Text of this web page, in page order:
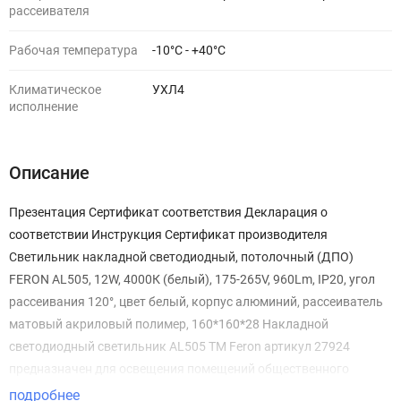
рассеивателя
Рабочая температура -10°C - +40°C
Климатическое
исполнение
УХЛ4
Описание
Презентация Сертификат соответствия Декларация о
соответствии Инструкция Сертификат производителя
Светильник накладной светодиодный, потолочный (ДПО)
FERON AL505, 12W, 4000К (белый), 175-265V, 960Lm, IP20, угол
рассеивания 120°, цвет белый, корпус алюминий, рассеиватель
матовый акриловый полимер, 160*160*28 Накладной
светодиодный светильник AL505 TM Feron артикул 27924
предназначен для освещения помещений общественного
пользования и коммерческой недвижимости. Светильник легко
подробнее